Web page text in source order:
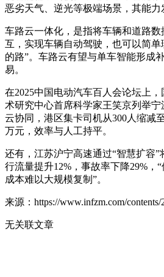
恶劣天气、逆光等极端场景，其能力
车路云一体化，是指将车辆和道路
互，实现车辆自动驾驶，也可以简
的路”。车路云有望与单车智能形成
易。
在2025中国电动汽车百人会论坛上
术研究中心首席科学家王笑京列举
云协同，港区集卡司机从300人缩减
万元，效率与人工持平。
还有，江苏沪宁高速通过“智慧扩容
行流量提升12%，事故率下降29%，
成本难以大规模复制”。
来源：https://www.infzm.com/contents/
无关联文章